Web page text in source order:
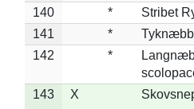
140
*
Stribet
141
*
142
*
143
X